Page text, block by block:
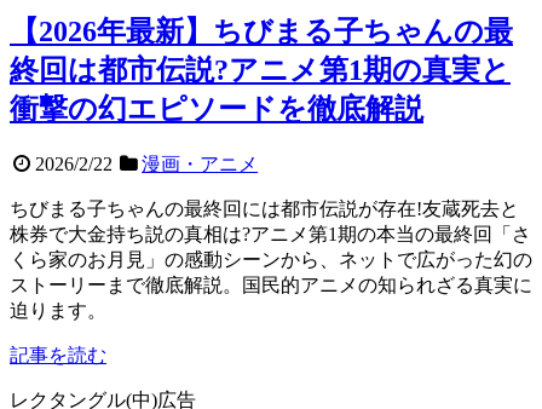
【2026年最新】ちびまる子ちゃんの最
終回は都市伝説?アニメ第1期の真実と
衝撃の幻エピソードを徹底解説
2026/2/22 漫画・アニメ
ちびまる子ちゃんの最終回には都市伝説が存在!友蔵死去と
株券で大金持ち説の真相は?アニメ第1期の本当の最終回「さ
くら家のお月見」の感動シーンから、ネットで広がった幻の
ストーリーまで徹底解説。国民的アニメの知られざる真実に
迫ります。
記事を読む
レクタングル(中)広告